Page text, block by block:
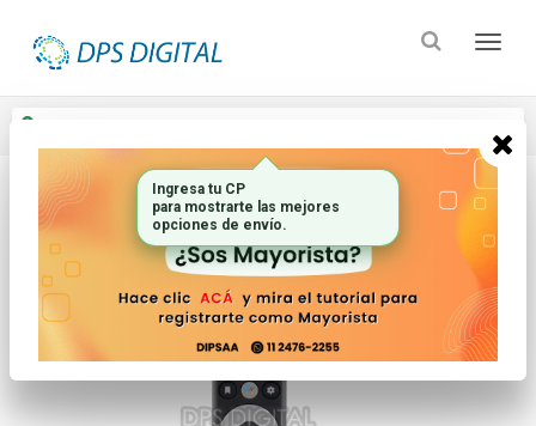
Inicio Controles Remotos Comando Por Voz
Ingresa tu CP
para mostrarte las mejores
opciones de envío.